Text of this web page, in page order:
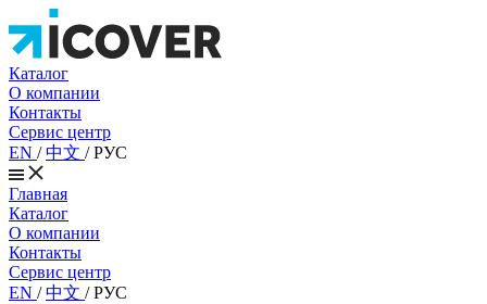
Каталог
О компании
Контакты
Сервис центр
EN /中文 /РУС
Главная
Каталог
О компании
Контакты
Сервис центр
EN /中文 /РУС